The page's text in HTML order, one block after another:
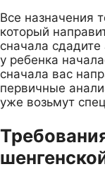
Все назначения
который
сначала
у ребенка
сначала вас
первичные
уже возьмут